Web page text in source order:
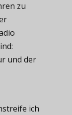
zu
und der
ich